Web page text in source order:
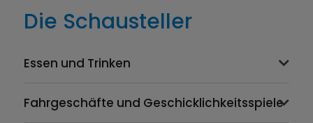
Die Schausteller
Essen und Trinken
Fahrgeschäfte und Geschicklichkeitsspiele